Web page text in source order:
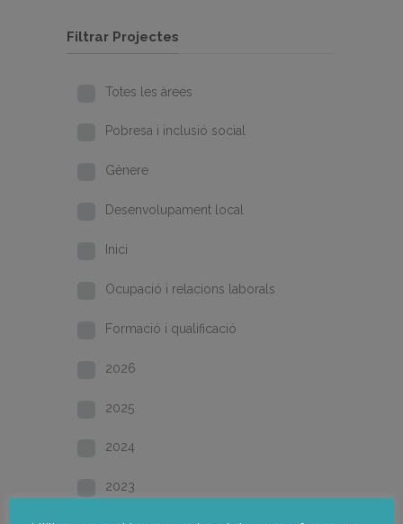
Filtrar Projectes
Totes les àrees
Pobresa i inclusió social
Gènere
Desenvolupament local
Inici
Ocupació i relacions laborals
Formació i qualificació
2026
2025
2024
2023